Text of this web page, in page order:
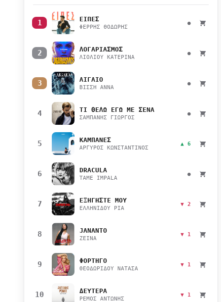
1 ΕΙΠΕΣ
ΦΕΡΡΗΣ ΘΟΔΩΡΗΣ
●
2 ΛΟΓΑΡΙΑΣΜΟΣ
ΛΙΟΛΙΟΥ ΚΑΤΕΡΙΝΑ
●
3 ΑΙΓΑΙΟ
ΒΙΣΣΗ ΑΝΝΑ
●
4 ΤΙ ΘΕΛΩ ΕΓΩ ΜΕ ΣΕΝΑ
ΣΑΜΠΑΝΗΣ ΓΙΩΡΓΟΣ
●
5 ΚΑΜΠΑΝΕΣ
ΑΡΓΥΡΟΣ ΚΩΝΣΤΑΝΤΙΝΟΣ
▲ 6
6 DRACULA
TAME IMPALA
●
7 ΕΞΗΓΗΣΤΕ ΜΟΥ
ΕΛΛΗΝΙΔΟΥ ΡΙΑ
▼ 2
8 JANANTO
ZEINA
▼ 1
9 ΦΟΡΤΗΓΟ
ΘΕΟΔΩΡΙΔΟΥ ΝΑΤΑΣΑ
▼ 1
10 ΔΕΥΤΕΡΑ
ΡΕΜΟΣ ΑΝΤΩΝΗΣ
▼ 1